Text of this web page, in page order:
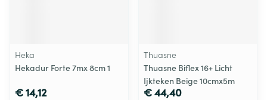
Heka
Hekadur Forte 7mx 8cm 1
€ 14,12
Thuasne
Thuasne Biflex 16+ Licht
Ijkteken Beige 10cmx5m
€ 44,40